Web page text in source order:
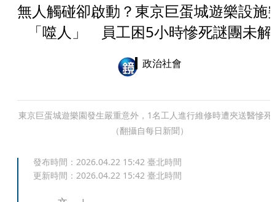
無人觸碰卻啟動？東京巨蛋城遊樂設施
「噬人」 員工困5小時慘死謎團未解
政治社會
東京巨蛋城遊樂園發生嚴重意外，1名工人進行維修時遭夾送醫慘死
（翻攝自每日新聞）
發布時間： 2026.04.22 15:42 臺北時間
更新時間： 2026.04.22 15:42 臺北時間